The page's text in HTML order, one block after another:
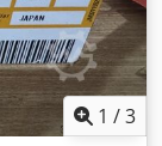
1 /3